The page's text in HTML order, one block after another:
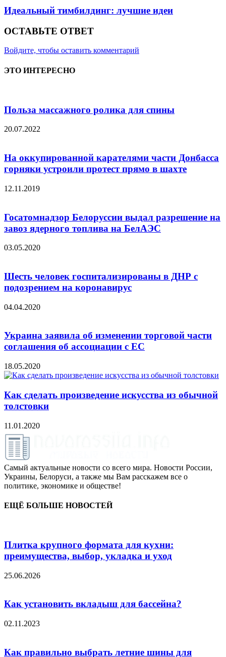
Идеальный тимбилдинг: лучшие идеи
ОСТАВЬТЕ ОТВЕТ
Войдите, чтобы оставить комментарий
ЭТО ИНТЕРЕСНО
Польза массажного ролика для спины
20.07.2022
На оккупированной карателями части Донбасса
горняки устроили протест прямо в шахте
12.11.2019
Госатомнадзор Белоруссии выдал разрешение на
завоз ядерного топлива на БелАЭС
03.05.2020
Шесть человек госпитализированы в ДНР с
подозрением на коронавирус
04.04.2020
Украина заявила об изменении торговой части
соглашения об ассоциации с ЕС
18.05.2020
Как сделать произведение искусства из обычной
толстовки
11.01.2020
Самый актуальные новости со всего мира. Новости России,
Украины, Белоруси, а также мы Вам расскажем все о
политике, экономике и обществе!
ЕЩЁ БОЛЬШЕ НОВОСТЕЙ
Плитка крупного формата для кухни:
преимущества, выбор, укладка и уход
25.06.2026
Как установить вкладыш для бассейна?
02.11.2023
Как правильно выбрать летние шины для